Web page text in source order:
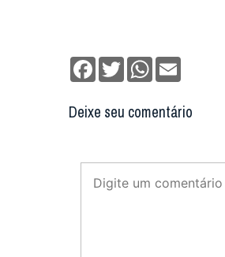
Facebook
TwitterWhatsApp
Deixe seu comentário